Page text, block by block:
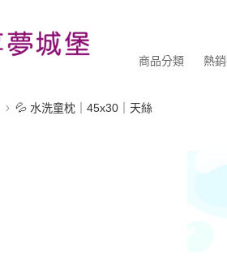
商品分類 熱
💦 水洗童枕｜45x30｜天絲